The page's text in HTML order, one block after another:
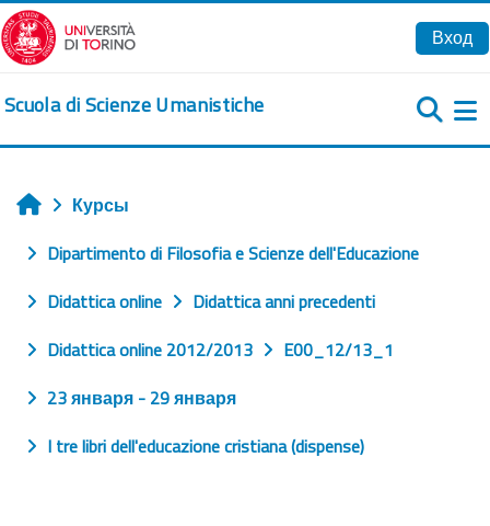
Перейти к основному содержанию
Вход
Scuola di Scienze Umanistiche
Главная
Курсы
Dipartimento di Filosofia e Scienze dell'Educazione
Didattica online
Didattica anni precedenti
Didattica online 2012/2013
E00_12/13_1
23 января - 29 января
I tre libri dell'educazione cristiana (dispense)